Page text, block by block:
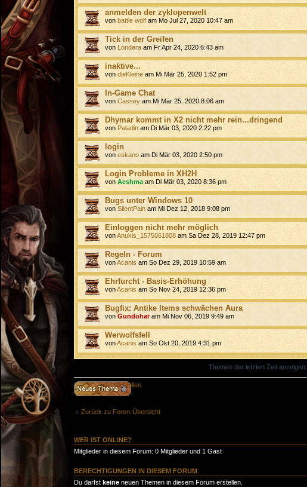
anmelden der zyklopenwelt
von battle wolf am Mo Jul 27, 2020 10:47 am
Tick in der Greifen
von Londara am Fr Apr 24, 2020 6:43 am
inaktive...
von dieKleine am Mi Mär 25, 2020 1:52 pm
In-Game Chat
von Cassey am Mi Mär 25, 2020 8:06 am
Dhymar kommt in X2 nicht mehr rein...dringend
von Paladin am Di Mär 03, 2020 2:22 pm
login
von eskano am Di Mär 03, 2020 2:50 pm
Login Probleme in XH2H
von Aeshma am Di Mär 03, 2020 8:36 pm
Bugs unter Windows 10
von SilentPain am Mi Dez 12, 2018 9:08 pm
Einloggen nicht mehr möglich
vonAnukis_1575061808 am Sa Dez 28, 2019 12:47 pm
Regeln - Forum
vonAcanis am So Dez 29, 2019 10:59 am
Ehrfurcht - Basis-Erhöhung
vonAcanis am So Nov 24, 2019 12:36 pm
Bugfix: Antike Items schwächen Aura
von Gundoharam Mi Nov 06, 2019 9:49 am
Werwolfsfell
vonAcanis am So Okt 20, 2019 4:31 pm
Themen der letzten Zeit anzeigen:
Neues Thema erstellen
Zurück zu Foren-Übersicht
WER IST ONLINE?
Mitglieder in diesem Forum: 0 Mitglieder und 1 Gast
BERECHTIGUNGEN IN DIESEM FORUM
Du darfst keine neuen Themen in diesem Forum erstellen.